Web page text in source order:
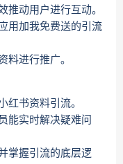
推动用户进行互动。
用加我免费送的引流
料进行推广。
红书资料引流。
能实时解决疑难问
掌握引流的底层逻